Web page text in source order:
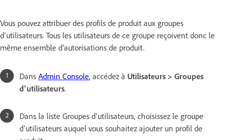
Vous pouvez attribuer des profils de produit aux groupes
d’utilisateurs. Tous les utilisateurs de ce groupe reçoivent donc le
même ensemble d’autorisations de produit.
Dans Admin Console, accédez à Utilisateurs > Groupes
d’utilisateurs.
Dans la liste Groupes d’utilisateurs, choisissez le groupe
d’utilisateurs auquel vous souhaitez ajouter un profil de